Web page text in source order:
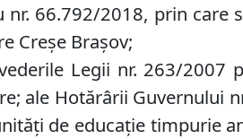
nr. 66.792/2018, prin care
Creşe Braşov;
Legii nr. 263/2007
ale Hotărârii Guvernului
de educaţie timpurie